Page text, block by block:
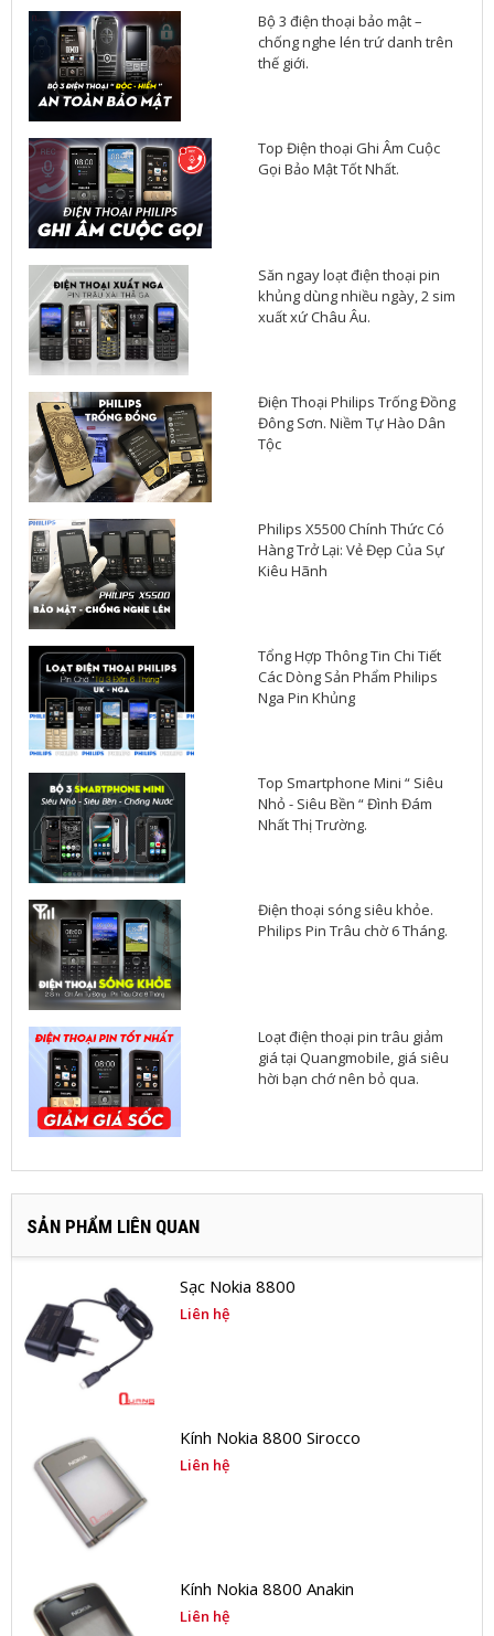
Bộ 3 điện thoại bảo mật –
chống nghe lén trứ danh trên
thế giới.
Top Điện thoại Ghi Âm Cuộc
Gọi Bảo Mật Tốt Nhất.
Săn ngay loạt điện thoại pin
khủng dùng nhiều ngày, 2 sim
xuất xứ Châu Âu.
Điện Thoại Philips Trống Đồng
Đông Sơn. Niềm Tự Hào Dân
Tộc
Philips X5500 Chính Thức Có
Hàng Trở Lại: Vẻ Đẹp Của Sự
Kiêu Hãnh
Tổng Hợp Thông Tin Chi Tiết
Các Dòng Sản Phẩm Philips
Nga Pin Khủng
Top Smartphone Mini “ Siêu
Nhỏ - Siêu Bền “ Đình Đám
Nhất Thị Trường.
Điện thoại sóng siêu khỏe.
Philips Pin Trâu chờ 6 Tháng.
Loạt điện thoại pin trâu giảm
giá tại Quangmobile, giá siêu
hời bạn chớ nên bỏ qua.
SẢN PHẨM LIÊN QUAN
Sạc Nokia 8800
Liên hệ
Kính Nokia 8800 Sirocco
Liên hệ
Kính Nokia 8800 Anakin
Liên hệ